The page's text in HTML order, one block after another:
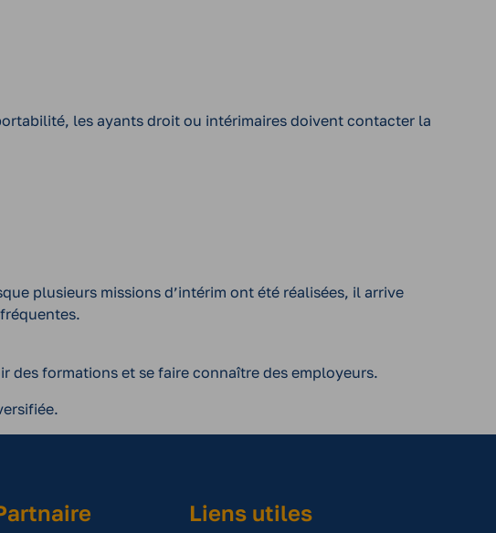
les ayants droit ou intérimaires doivent contacter la
plusieurs missions d’intérim ont été réalisées, il arrive
des formations et se faire connaître des employeurs.
Liens utiles